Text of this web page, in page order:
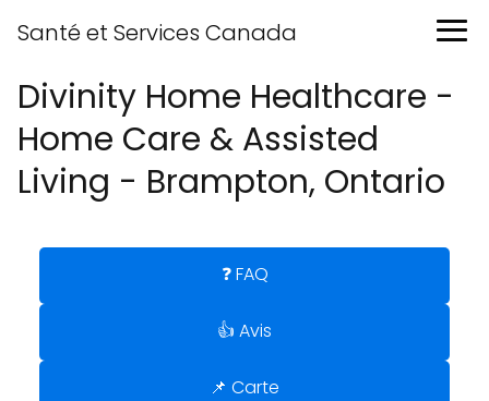
Santé et Services Canada
Divinity Home Healthcare -
Home Care & Assisted
Living - Brampton, Ontario
❓ FAQ
👍 Avis
📌 Carte